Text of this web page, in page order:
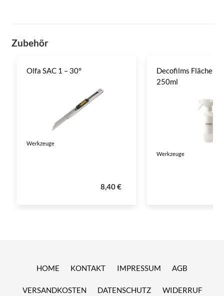
Zubehör
Olfa SAC 1 – 30°
Werkzeuge
8,40 €
Decofilms
250ml
Werkzeuge
HOME KONTAKT IMPRESSUM AGB
VERSANDKOSTEN DATENSCHUTZ WIDERRUF